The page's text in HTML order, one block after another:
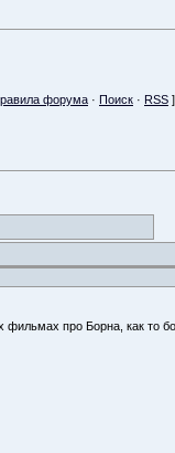
форума · Поиск · RSS ]
про Борна, как то